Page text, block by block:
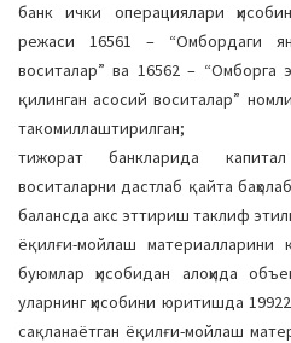
банк ички операциялари
режаси 16561 – “Омбордаги
воситалар” ва 16562 – “Омборга
қилинган асосий воситалар”
такомиллаштирилган;
тижорат банкларида
воситаларни дастлаб қайта
балансда акс эттириш таклиф
ёқилғи-мойлаш материалларини
буюмлар ҳисобидан алоҳида
уларнинг ҳисобини юритишда
сақланаётган ёқилғи-мойлаш